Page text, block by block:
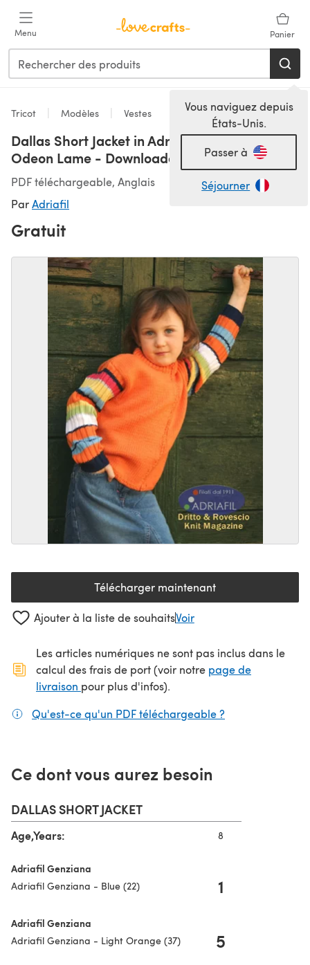
Menu Panier
Vous naviguez depuis
États-Unis.
Passer à
Séjourner
Tricot Modèles Vestes
Dallas Short Jacket in Adriafil Genziana and
Odeon Lame - Downloadable PDF
PDF téléchargeable, Anglais
ParAdriafil
Gratuit
Télécharger maintenant(s'ouvre dans un nouvel
Ajouter à la liste de souhaitsVoir
Les articles numériques ne sont pas inclus dans le
calcul des frais de port (voir notre page de
livraison (s'ouvre dans un nouvel onglet)
pour plus d'infos).
Qu'est-ce qu'un PDF téléchargeable ?
Ce dont vous aurez besoin
DALLAS SHORT JACKET
Age,Years: 8
Adriafil Genziana
Adriafil Genziana - Blue (22) 1
Adriafil Genziana
Adriafil Genziana - Light Orange (37) 5